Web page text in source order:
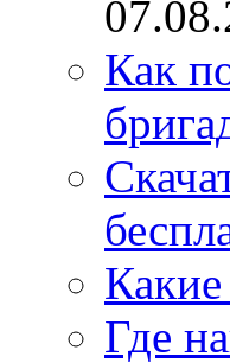
Как
Где